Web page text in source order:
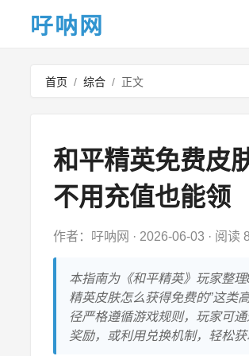
吇呐网
首页 / 综合 / 正文
和平精英免费皮
不用充值也能领
作者：吇呐网 · 2026-06-03 · 阅读
本指南为《和平精英》玩家整
精英皮肤怎么获得免费的”这类
径严格遵循游戏规则，玩家可
奖励，或利用兑换机制，轻松